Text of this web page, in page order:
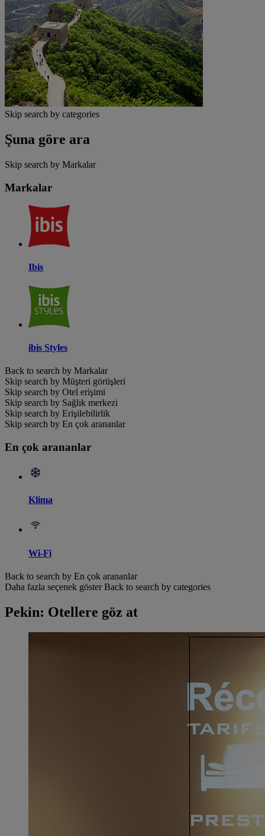
Skip search by categories
Şuna göre ara
Skip search by Markalar
Markalar
Ibis
ibis Styles
Back to search by Markalar
Skip search by Müşteri görüşleri
Skip search by Otel erişimi
Skip search by Sağlık merkezi
Skip search by Erişilebilirlik
Skip search by En çok arananlar
En çok arananlar
Klima
Wi-Fi
Back to search by En çok arananlar
Daha fazla seçenek göster Back to search by categories
Pekin: Otellere göz at